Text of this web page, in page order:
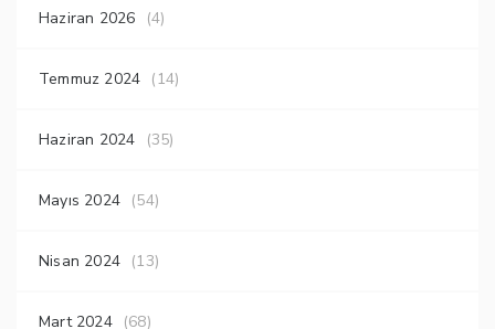
Haziran 2026 (4)
Temmuz 2024 (14)
Haziran 2024 (35)
Mayıs 2024 (54)
Nisan 2024 (13)
Mart 2024 (68)